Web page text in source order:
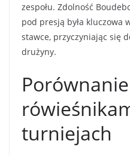
zespołu. Zdolność
pod presją była kluczowa
stawce, przyczyniając się
drużyny.
turniejach